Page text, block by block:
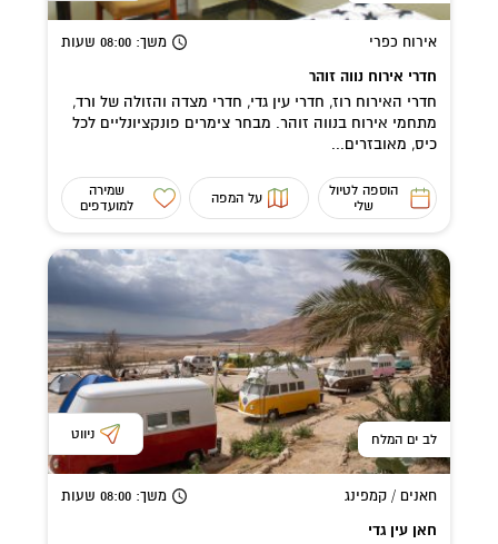
אירוח כפרי משך: 08:00 שעות
חדרי אירוח נווה זוהר
חדרי האירוח רוז, חדרי עין גדי, חדרי מצדה והזולה של ורד,
מתחמי אירוח בנווה זוהר. מבחר צימרים פונקציונליים לכל
כיס, מאובזרים...
הוספה לטיול
שלי
על המפה
שמירה
למועדפים
לב ים המלח ניווט
חאנים / קמפינג משך: 08:00 שעות
חאן עין גדי